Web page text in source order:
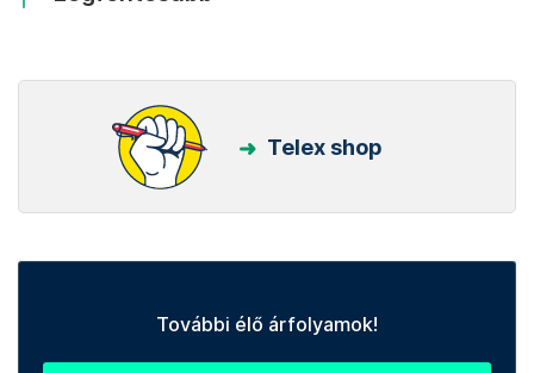
Telex shop
További élő árfolyamok!